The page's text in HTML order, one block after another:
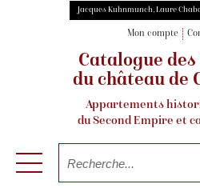
Jacques Kuhnmunch, Laure
Mon compte
Catalogue
du château de
Appartements
du Second Empire et